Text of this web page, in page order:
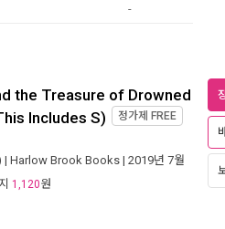
-
the Treasure of Drowned
Includes S) 정가제
FREE
| Harlow Brook Books | 2019년 7월
1,120원